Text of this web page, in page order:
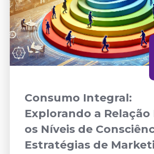
Consumo Integral:
Explorando a
os Níveis de
Estratégias de